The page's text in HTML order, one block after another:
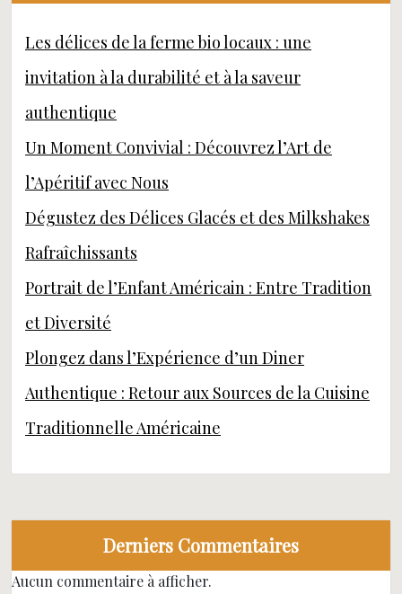
Les délices de la ferme bio locaux : une
invitation à la durabilité et à la saveur
authentique
Un Moment Convivial : Découvrez l’Art de
l’Apéritif avec Nous
Dégustez des Délices Glacés et des Milkshakes
Rafraîchissants
Portrait de l’Enfant Américain : Entre Tradition
et Diversité
Plongez dans l’Expérience d’un Diner
Authentique : Retour aux Sources de la Cuisine
Traditionnelle Américaine
Derniers Commentaires
Aucun commentaire à afficher.